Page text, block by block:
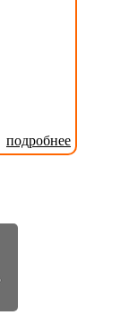
подробнее